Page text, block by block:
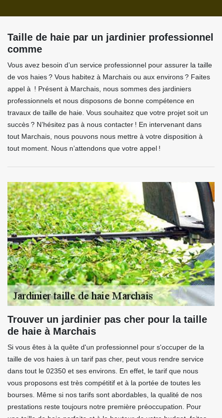
Taille de haie par un jardinier professionnel
comme
Vous avez besoin d’un service professionnel pour assurer la taille
de vos haies ? Vous habitez à Marchais ou aux environs ? Faites
appel à ! Présent à Marchais, nous sommes des jardiniers
professionnels et nous disposons de bonne compétence en
travaux de taille de haie. Vous souhaitez que votre projet soit un
succès ? N’hésitez pas à nous contacter ! En intervenant dans
tout Marchais, nous pouvons nous mettre à votre disposition à
tout moment. Nous n’attendons que votre appel !
Trouver un jardinier pas cher pour la taille
de haie à Marchais
Si vous êtes à la quête d'un professionnel pour s'occuper de la
taille de vos haies à un tarif pas cher, peut vous rendre service
dans tout le 02350 et ses environs. En effet, le tarif que nous
vous proposons est très compétitif et à la portée de toutes les
bourses. Même si nos tarifs sont abordables, la qualité de nos
prestations reste toujours notre première préoccupation. Pour